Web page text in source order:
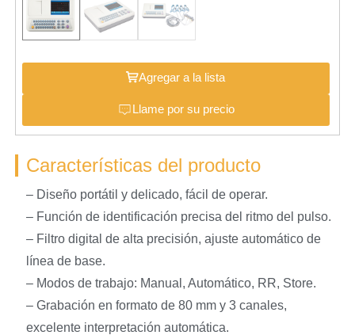
Agregar a la lista
Llame por su precio
Características del producto
– Diseño portátil y delicado, fácil de operar.
– Función de identificación precisa del ritmo del pulso.
– Filtro digital de alta precisión, ajuste automático de
línea de base.
– Modos de trabajo: Manual, Automático, RR, Store.
– Grabación en formato de 80 mm y 3 canales,
excelente interpretación automática.